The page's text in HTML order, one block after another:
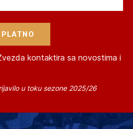
kontaktira sa novostima i
u toku sezone 2025/26